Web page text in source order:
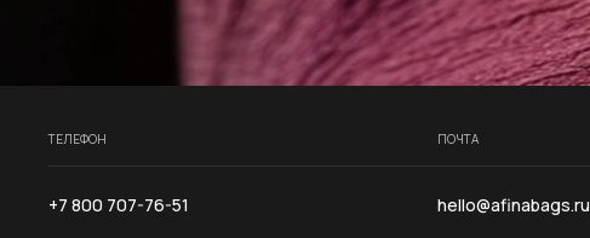
Контактная информация и
ТЕЛЕФОН ПОЧТА
+7 800 707-76-51 hello@afinabags.ru